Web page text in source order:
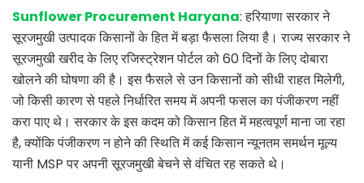
Sunflower Procurement Haryana: हरियाणा सरकार ने
सूरजमुखी उत्पादक किसानों के हित में बड़ा फैसला लिया है। राज्य सरकार ने
सूरजमुखी खरीद के लिए रजिस्ट्रेशन पोर्टल को 60 दिनों के लिए दोबारा
खोलने की घोषणा की है। इस फैसले से उन किसानों को सीधी राहत मिलेगी,
जो किसी कारण से पहले निर्धारित समय में अपनी फसल का पंजीकरण नहीं
करा पाए थे। सरकार के इस कदम को किसान हित में महत्वपूर्ण माना जा रहा
है, क्योंकि पंजीकरण न होने की स्थिति में कई किसान न्यूनतम समर्थन मूल्य
यानी MSP पर अपनी सूरजमुखी बेचने से वंचित रह सकते थे।